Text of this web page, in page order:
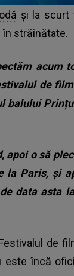
și la scurt
în străinătate.
acum
de
balului
apoi o să
la Paris, și
data asta
de
este încă